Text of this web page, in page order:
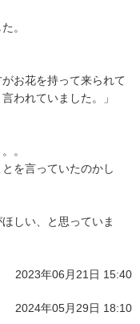
。
お花を持って来られて
われていました。」
。
を言っていたのかし
しい、と思っていま
2023年06月21日 15:40
2024年05月29日 18:10